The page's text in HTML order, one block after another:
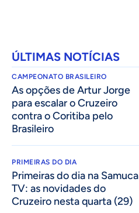
ÚLTIMAS NOTÍCIAS
CAMPEONATO BRASILEIRO
As opções de Artur Jorge
para escalar o Cruzeiro
contra o Coritiba pelo
Brasileiro
PRIMEIRAS DO DIA
Primeiras do dia na Samuca
TV: as novidades do
Cruzeiro nesta quarta (29)